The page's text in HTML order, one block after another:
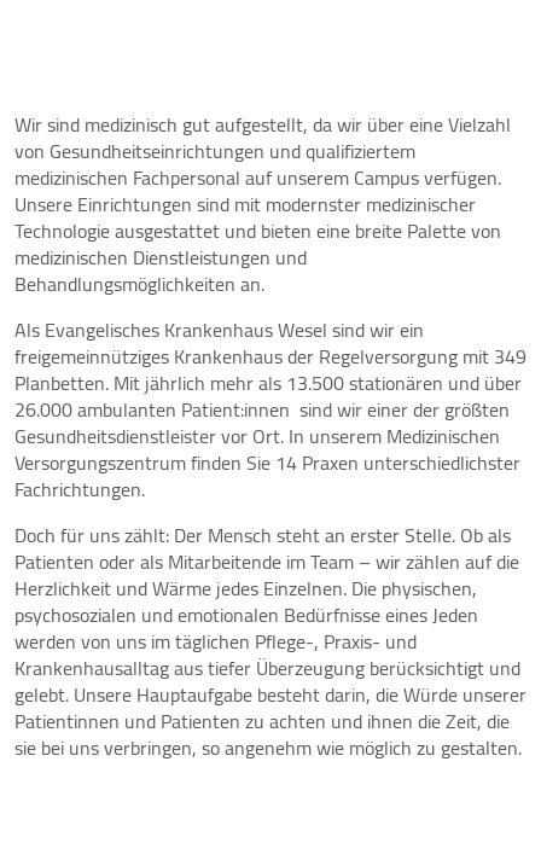
Wir sind medizinisch gut aufgestellt, da wir über eine Vielzahl
von Gesundheitseinrichtungen und qualifiziertem
medizinischen Fachpersonal auf unserem Campus verfügen.
Unsere Einrichtungen sind mit modernster medizinischer
Technologie ausgestattet und bieten eine breite Palette von
medizinischen Dienstleistungen und
Behandlungsmöglichkeiten an.
Als Evangelisches Krankenhaus Wesel sind wir ein
freigemeinnütziges Krankenhaus der Regelversorgung mit 349
Planbetten. Mit jährlich mehr als 13.500 stationären und über
26.000 ambulanten Patient:innen sind wir einer der größten
Gesundheitsdienstleister vor Ort. In unserem Medizinischen
Versorgungszentrum finden Sie 14 Praxen unterschiedlichster
Fachrichtungen.
Doch für uns zählt: Der Mensch steht an erster Stelle. Ob als
Patienten oder als Mitarbeitende im Team – wir zählen auf die
Herzlichkeit und Wärme jedes Einzelnen. Die physischen,
psychosozialen und emotionalen Bedürfnisse eines Jeden
werden von uns im täglichen Pflege-, Praxis- und
Krankenhausalltag aus tiefer Überzeugung berücksichtigt und
gelebt. Unsere Hauptaufgabe besteht darin, die Würde unserer
Patientinnen und Patienten zu achten und ihnen die Zeit, die
sie bei uns verbringen, so angenehm wie möglich zu gestalten.
Funktionen und sind für die einwandfreie Funktion
der Website erforderlich.
Cookie Consent
Name:
cookie_consent
Zweck:
Managen von Consent-Einstellungen
Cookie Laufzeit:
1 year
STATISTIK
Statistik Cookies erfassen Informationen anonym.
Diese Informationen helfen uns zu verstehen, wie
unsere Besucher unsere Website nutzen.
Google Tag Manager / Google Analytics
Name:
"_ga", "_ga_QS684SRPS1"